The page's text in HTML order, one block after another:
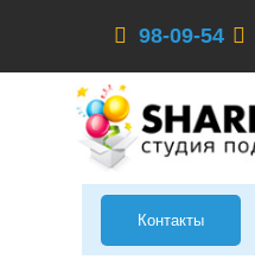
98-09-54
Контакты